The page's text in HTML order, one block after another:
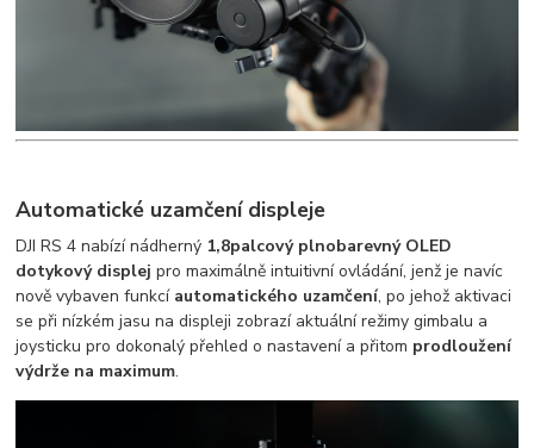
Automatické uzamčení displeje
DJI RS 4 nabízí nádherný 1,8palcový plnobarevný OLED
dotykový displej pro maximálně intuitivní ovládání, jenž je navíc
nově vybaven funkcí automatického uzamčení, po jehož aktivaci
se při nízkém jasu na displeji zobrazí aktuální režimy gimbalu a
joysticku pro dokonalý přehled o nastavení a přitom prodloužení
výdrže na maximum.